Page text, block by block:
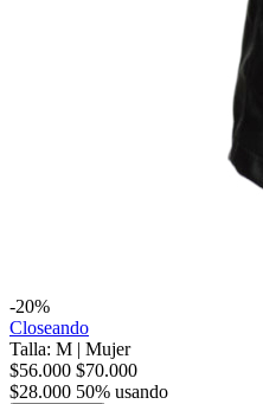
-20%
Closeando
Talla: M | Mujer
$56.000 $70.000
$28.000 50% usando